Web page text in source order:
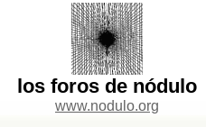
los foros de nódulo
www.nodulo.org